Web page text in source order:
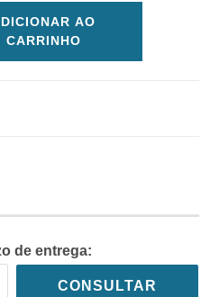
AO
CARRINHO
de entrega:
CONSULTAR